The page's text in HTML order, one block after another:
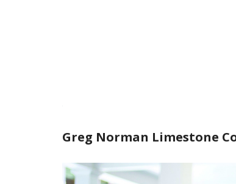
Greg Norman Limestone